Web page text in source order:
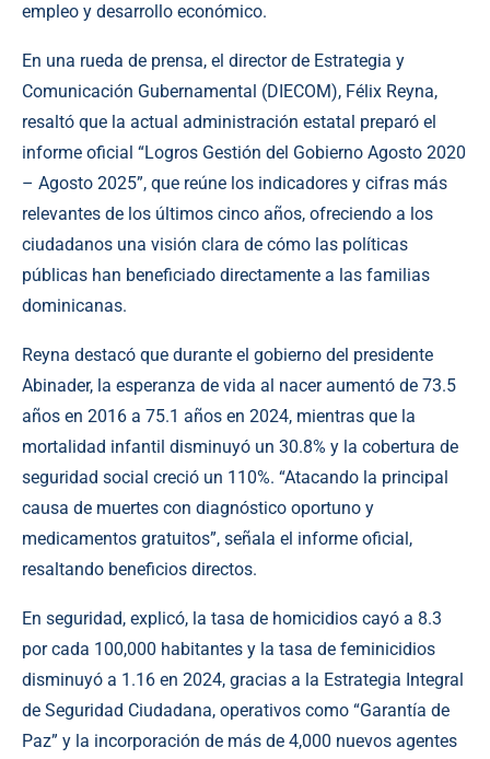
empleo y desarrollo económico.
En una rueda de prensa, el director de Estrategia y
Comunicación Gubernamental (DIECOM), Félix Reyna,
resaltó que la actual administración estatal preparó el
informe oficial “Logros Gestión del Gobierno Agosto 2020
– Agosto 2025”, que reúne los indicadores y cifras más
relevantes de los últimos cinco años, ofreciendo a los
ciudadanos una visión clara de cómo las políticas
públicas han beneficiado directamente a las familias
dominicanas.
Reyna destacó que durante el gobierno del presidente
Abinader, la esperanza de vida al nacer aumentó de 73.5
años en 2016 a 75.1 años en 2024, mientras que la
mortalidad infantil disminuyó un 30.8% y la cobertura de
seguridad social creció un 110%. “Atacando la principal
causa de muertes con diagnóstico oportuno y
medicamentos gratuitos”, señala el informe oficial,
resaltando beneficios directos.
En seguridad, explicó, la tasa de homicidios cayó a 8.3
por cada 100,000 habitantes y la tasa de feminicidios
disminuyó a 1.16 en 2024, gracias a la Estrategia Integral
de Seguridad Ciudadana, operativos como “Garantía de
Paz” y la incorporación de más de 4,000 nuevos agentes